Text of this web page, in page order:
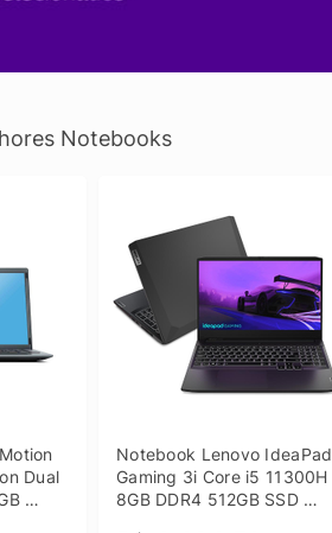
Notebooks
Dual
Notebook Lenovo IdeaPad
Gaming 3i Core i5 11300H
8GB DDR4 512GB SSD